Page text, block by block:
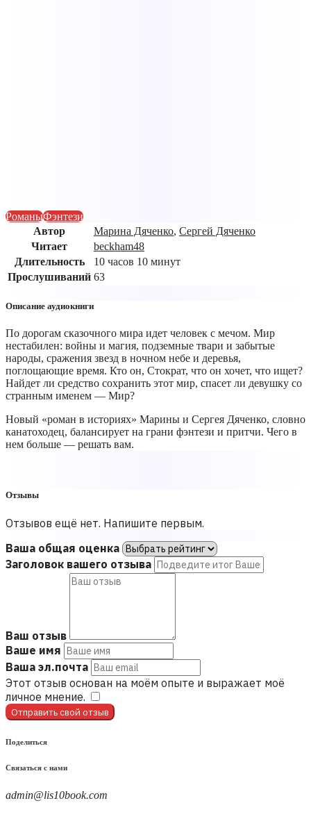
РоманыФэнтези
Автор
Марина Дяченко, Сергей Дяченко
Читает
beckham48
Длительность
10 часов 10 минут
Прослушиваний 63
Описание аудиокниги
По дорогам сказочного мира идет человек с мечом. Мир
нестабилен: войны и магия, подземные твари и забытые
народы, сражения звезд в ночном небе и деревья,
поглощающие время. Кто он, Стократ, что он хочет, что ищет?
Найдет ли средство сохранить этот мир, спасет ли девушку со
странным именем — Мир?
Новый «роман в историях» Марины и Сергея Дяченко, словно
канатоходец, балансирует на грани фэнтези и притчи. Чего в
нем больше — решать вам.
Отзывы
Отзывов ещё нет. Напишите первым.
Ваша общая оценка
Заголовок вашего отзыва
Ваш отзыв
Ваше имя
Ваша эл.почта
Этот отзыв основан на моём опыте и выражает моё
личное мнение.
Отправить свой отзыв
Поделиться
Связаться с нами
admin@lis10book.com